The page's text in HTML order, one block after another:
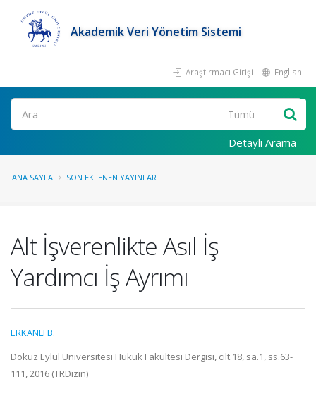
Akademik Veri Yönetim Sistemi
Araştırmacı Girişi English
Ara
Detaylı Arama
ANA SAYFA SON EKLENEN YAYINLAR
Alt İşverenlikte Asıl İş
Yardımcı İş Ayrımı
ERKANLI B.
Dokuz Eylül Üniversitesi Hukuk Fakültesi Dergisi, cilt.18, sa.1, ss.63-
111, 2016 (TRDizin)